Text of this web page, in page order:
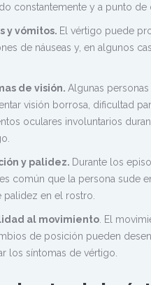
constantemente y a punto de
y vómitos. El vértigo puede
de náuseas y, en algunos
de visión. Algunas
visión borrosa, dificultad
oculares involuntarios
y palidez. Durante los
común que la persona sude
palidez en el rostro.
al movimiento . El
de posición pueden
los síntomas de vértigo.